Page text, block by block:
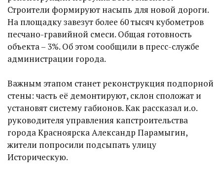
Строители формируют насыпь для новой дороги.
На площадку завезут более 60 тысяч кубометров
песчано-гравийной смеси. Общая готовность
объекта – 3%. Об этом сообщили в пресс-службе
администрации города.
Важным этапом станет реконструкция подпорной
стены: часть её демонтируют, склон сположат и
установят систему габионов. Как рассказал и.о.
руководителя управления капстроительства
города Красноярска Александр Парамыгин,
жители попросили подсыпать улицу
Историческую.